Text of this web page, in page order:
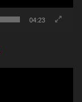
04:23